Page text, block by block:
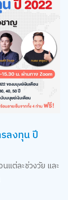
ลงทุน ปี
แต่ละช่วงวัย และ